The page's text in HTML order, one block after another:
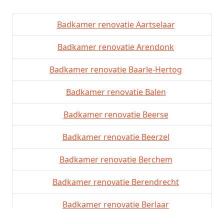
Badkamer renovatie Aartselaar
Badkamer renovatie Arendonk
Badkamer renovatie Baarle-Hertog
Badkamer renovatie Balen
Badkamer renovatie Beerse
Badkamer renovatie Beerzel
Badkamer renovatie Berchem
Badkamer renovatie Berendrecht
Badkamer renovatie Berlaar